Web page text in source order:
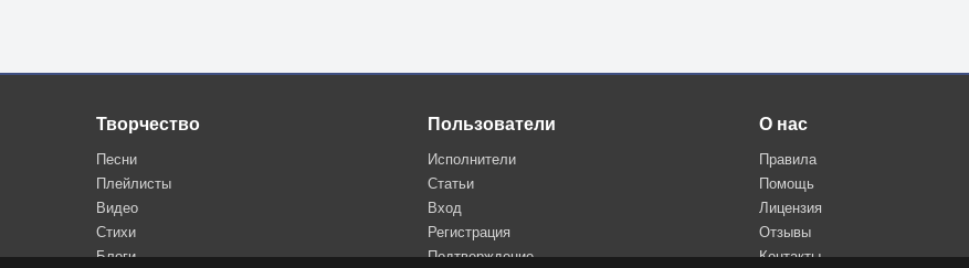
Творчество
Песни
Плейлисты
Видео
Стихи
Блоги
Пользователи
Исполнители
Статьи
Вход
Регистрация
Подтверждение
О нас
Правила
Помощь
Лицензия
Отзывы
Контакты